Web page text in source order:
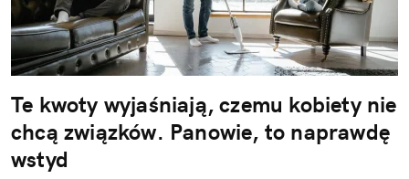
Te kwoty wyjaśniają, czemu kobiety nie
chcą związków. Panowie, to naprawdę
wstyd